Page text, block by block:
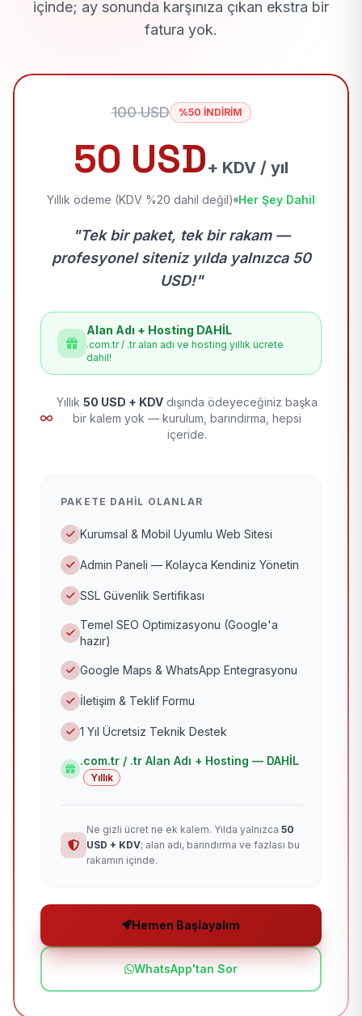
içinde; ay sonunda karşınıza çıkan ekstra bir
fatura yok.
100 USD %50 İNDİRİM
50 USD+ KDV / yıl
Yıllık ödeme (KDV %20 dahil değil) Her Şey Dahil
"Tek bir paket, tek bir rakam —
profesyonel siteniz yılda yalnızca 50
USD!"
Alan Adı + Hosting DAHİL
.com.tr / .tr alan adı ve hosting yıllık ücrete
dahil!
Yıllık 50 USD + KDV dışında ödeyeceğiniz başka
bir kalem yok — kurulum, barındırma, hepsi
içeride.
PAKETE DAHIL OLANLAR
Kurumsal & Mobil Uyumlu Web Sitesi
Admin Paneli — Kolayca Kendiniz Yönetin
SSL Güvenlik Sertifikası
Temel SEO Optimizasyonu (Google'a
hazır)
Google Maps & WhatsApp Entegrasyonu
İletişim & Teklif Formu
1 Yıl Ücretsiz Teknik Destek
.com.tr / .tr Alan Adı + Hosting — DAHİL
Yıllık
Ne gizli ücret ne ek kalem. Yılda yalnızca 50
USD + KDV; alan adı, barındırma ve fazlası bu
rakamın içinde.
Hemen Başlayalım
WhatsApp'tan Sor